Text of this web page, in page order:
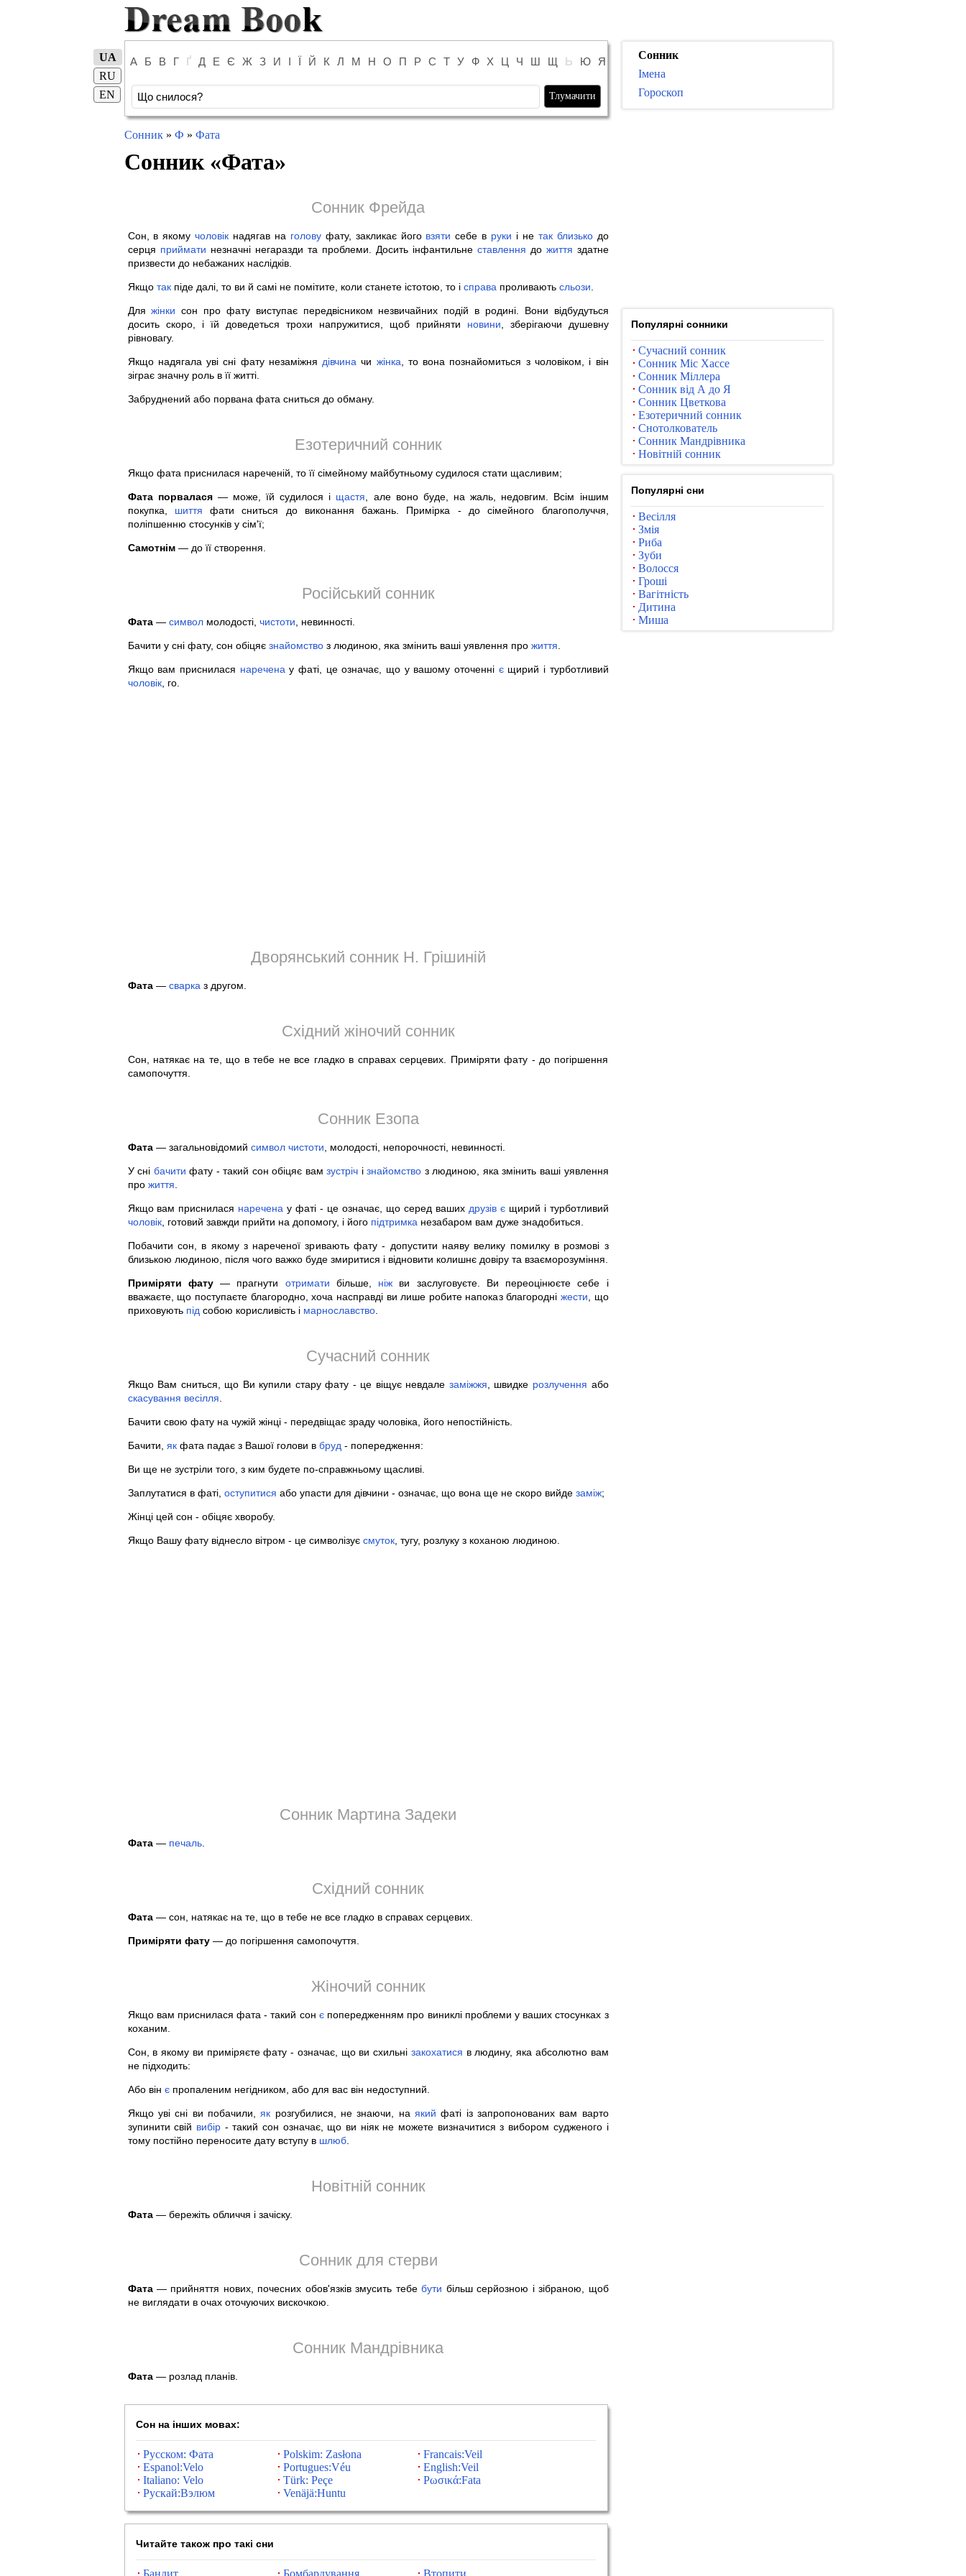
А Б В Г Ґ Д Е Є Ж З И І Ї Й К Л М Н О П Р С Т У Ф Х Ц Ч Ш Щ Ь Ю Я
UA
RU
EN
Сонник» Ф » Фата
Сонник «Фата»
Сонник Фрейда
Сон, в якомучоловік надягав на головуфату, закликає його взяти себе в руки і не так близькодо
серця приймати незначні негаразди та проблеми. Досить інфантильне ставлення до життя здатне
призвести до небажаних наслідків.
Якщо такпіде далі, то ви й самі не помітите, коли станете істотою, то і справа проливають сльози
Дляжінки сон про фату виступає передвісником незвичайних подій в родині. Вони відбудуться
досить скоро, і їй доведеться трохи напружитися, щоб прийняти новини , зберігаючи душевну
рівновагу.
Якщо надягала уві сні фату незаміжня дівчина чи жінка , то вона познайомиться з чоловіком, і він
зіграє значну роль в її житті.
Забруднений або порвана фата сниться до обману.
Езотеричний сонник
Якщо фата приснилася нареченій, то її сімейному майбутньому судилося стати щасливим;
Фата порвалася— може, їй судилося і щастя , але воно буде, на жаль, недовгим. Всім іншим
покупка, шиття фати сниться до виконання бажань. Примірка - до сімейного благополуччя,
поліпшенню стосунків у сім'ї;
Самотнім— до її створення.
Російський сонник
Фата— символмолодості, чистоти , невинності.
Бачити у сні фату, сон обіцяє знайомствоз людиною, яка змінить ваші уявлення про життя
Якщо вам приснилася наречена у фаті, це означає, що у вашому оточенні єщирий і турботливий
чоловік, го.
Дворянський сонник Н. Грішиній
Фата— сварка з другом.
Східний жіночий сонник
Сон, натякає на те, що в тебе не все гладко в справах серцевих. Приміряти фату - до погіршення
самопочуття.
Сонник Езопа
Фата— загальновідомий символ чистоти , молодості, непорочності, невинності.
У сні бачити фату - такий сон обіцяє вамзустріч ізнайомство з людиною, яка змінить ваші уявлення
про життя
Якщо вам приснилася наречена у фаті - це означає, що серед ваших друзів єщирий і турботливий
чоловік, готовий завжди прийти на допомогу, і його підтримка незабаром вам дуже знадобиться.
Побачити сон, в якому з нареченої зривають фату - допустити наяву велику помилку в розмові з
близькою людиною, після чого важко буде змиритися і відновити колишнє довіру та взаєморозуміння.
Приміряти фату— прагнути отримати більше, ніж ви заслуговуєте. Ви переоцінюєте себе і
вважаєте, що поступаєте благородно, хоча насправді ви лише робите напоказ благородні жести , що
приховують під собою корисливість і марнославство.
Сучасний сонник
Якщо Вам сниться, що Ви купили стару фату - це віщує невдале заміжжя , швидке розлучення або
скасування весілля
Бачити свою фату на чужій жінці - передвіщає зраду чоловіка, його непостійність.
Бачити, якфата падає з Вашої голови в бруд - попередження:
Ви ще не зустріли того, з ким будете по-справжньому щасливі.
Заплутатися в фаті, оступитися або упасти для дівчини - означає, що вона ще не скоро вийде заміж;
Жінці цей сон - обіцяє хворобу.
Якщо Вашу фату віднесло вітром - це символізує смуток, тугу, розлуку з коханою людиною.
Сонник Мартина Задеки
Фата— печаль.
Східний сонник
Фата— сон, натякає на те, що в тебе не все гладко в справах серцевих.
Приміряти фату— до погіршення самопочуття.
Жіночий сонник
Якщо вам приснилася фата - такий сон єпопередженням про виниклі проблеми у ваших стосунках з
коханим.
Сон, в якому ви приміряєте фату - означає, що ви схильні закохатися в людину, яка абсолютно вам
не підходить:
Або він єпропаленим негідником, або для вас він недоступний.
Якщо уві сні ви побачили,як розгубилися, не знаючи, на який фаті із запропонованих вам варто
зупинити свій вибір- такий сон означає, що ви ніяк не можете визначитися з вибором судженого і
тому постійно переносите дату вступу в шлюб.
Новітній сонник
Фата— бережіть обличчя і зачіску.
Сонник для стерви
Фата— прийняття нових, почесних обов'язків змусить тебебути більш серйозною і зібраною, щоб
не виглядати в очах оточуючих вискочкою.
Сонник Мандрівника
Фата— розлад планів.
Сон на інших мовах:
Русском: Фата Polskim: Zasłona
Francais:Veil
Espanol:Velo
Portugues:Véu
English:Veil
Italiano: Velo
Türk: Peçe
Ρωσικά:Fata
Рускай:Вэлюм
Venäjä:Huntu
Читайте також про такі сни
Бандит Бомбардування Втопити
Сонник
Імена
Гороскоп
Популярні сонники
Сучасний сонник
Сонник Міс Хассе
Сонник Міллера
Сонник від А до Я
Сонник Цветкова
Езотеричний сонник
Снотолкователь
Сонник Мандрівника
Новітній сонник
Популярні сни
Весілля
Змія
Риба
Зуби
Волосся
Гроші
Вагітність
Дитина
Миша